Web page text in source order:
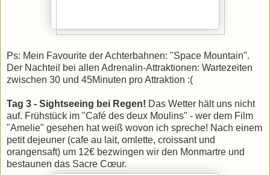
Ps: Mein Favourite der Achterbahnen: "Space Mountain".
Der Nachteil bei allen Adrenalin-Attraktionen: Wartezeiten
zwischen 30 und 45Minuten pro Attraktion :(
Tag 3 - Sightseeing bei Regen! Das Wetter hält uns nicht
auf. Frühstück im "Café des deux Moulins" - wer dem Film
"Amelie" gesehen hat weiß wovon ich spreche! Nach einem
petit dejeuner (cafe au lait, omlette, croissant und
orangensaft) um 12€ bezwingen wir den Monmartre und
bestaunen das Sacre Cœur.